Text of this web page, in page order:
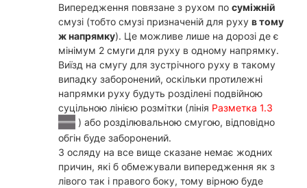
Випередження повязане з рухом по суміжній
смузі (тобто смузі призначеній для руху в тому
ж напрямку). Це можливе лише на дорозі де є
мінімум 2 смуги для руху в одному напрямку.
Виїзд на смугу для зустрічного руху в такому
випадку заборонений, оскільки протилежні
напрямки руху будуть розділені подвійною
суцільною лінією розмітки (лінія Разметка 1.3
) або розділювальною смугою, відповідно
обгін буде заборонений.
З осляду на все вище сказане немає жодних
причин, які б обмежували випередження як з
лівого так і правого боку, тому вірною буде